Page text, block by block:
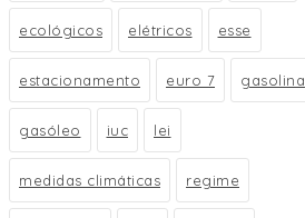
ecológicos elétricos esse
estacionamento euro 7 gasolina
gasóleo iuc lei
medidas climáticas regime